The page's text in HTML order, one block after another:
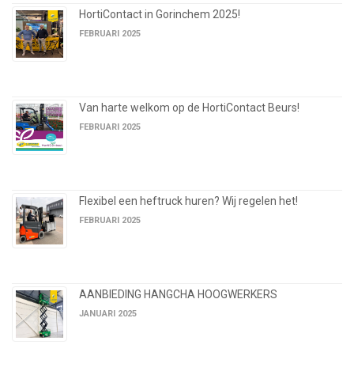
HortiContact in Gorinchem 2025!
FEBRUARI 2025
Van harte welkom op de HortiContact Beurs!
FEBRUARI 2025
Flexibel een heftruck huren? Wij regelen het!
FEBRUARI 2025
AANBIEDING HANGCHA HOOGWERKERS
JANUARI 2025